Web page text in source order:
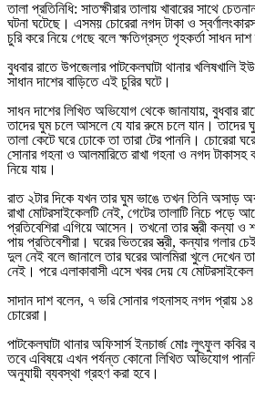
তালা প্রতিনিধি: সাতক্ষীরার তালায় খাবারের সাথে
ঘটনা ঘটেছে। এসময় চোরেরা নগদ টাকা ও
চুরি করে নিয়ে গেছে বলে ক্ষতিগ্রস্ত গৃহকর্তা সাধন দাশ
বুধবার রাতে উপজেলার পাটকেলঘাটা থানার খলিষখালি
সাধান দাশের বাড়িতে এই চুরির ঘটে।
সাধন দাশের লিখিত অভিযোগ থেকে জানাযায়, বুধবার
তাদের ঘুম চলে আসলে যে যার রুমে চলে যান। তাদের
তালা কেটে ঘরে ঢোকে তা তারা টের পাননি। চোরেরা
সোনার গহনা ও আলমারিতে রাখা গহনা ও নগদ টাকাসহ
নিয়ে যায়।
রাত ২টার দিকে যখন তার ঘুম ভাঙে তখন তিনি অসাড়
রাখা মোটরসাইকেলটি নেই, গেটের তালাটি নিচে পড়ে
প্রতিবেশিরা এগিয়ে আসেন। তখনো তার স্ত্রী কন্যা
পায় প্রতিবেশীরা। ঘরের ভিতরের স্ত্রী, কন্যার গলার
দুল নেই বলে জানালে তার ঘরের আলমিরা খুলে দেখেন
নেই। পরে এলাকাবাসী এসে খবর দেয় যে মোটরসাইকেল
সাদান দাশ বলেন, ৭ ভরি সোনার গহনাসহ নগদ প্রায় ১৪
চোরেরা।
পাটকেলঘাটা থানার অফিসার্স ইনচার্জ মোঃ লুৎফুল কবির
তবে এবিষয়ে এখন পর্যন্ত কোনো লিখিত অভিযোগ
অনুযায়ী ব্যবস্থা গ্রহণ করা হবে।